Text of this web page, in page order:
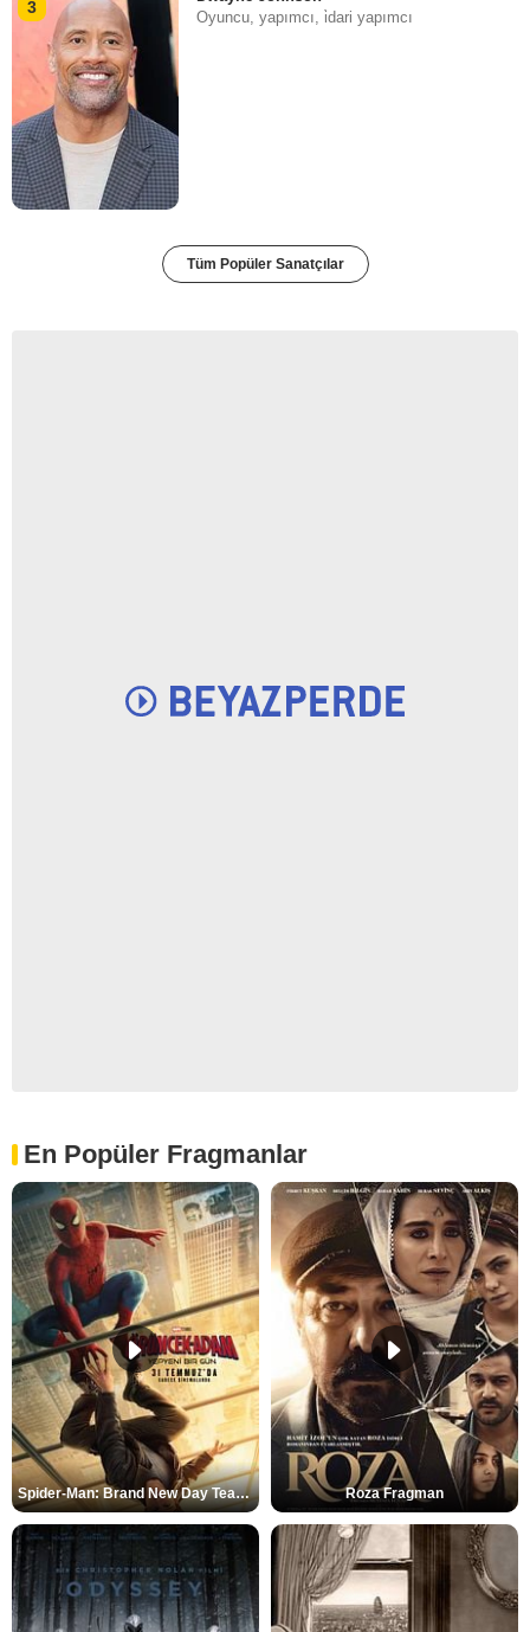
3
Oyuncu, yapımcı, i̇dari yapımcı
Tüm Popüler Sanatçılar
En Popüler Fragmanlar
Spider-Man: Brand New Day Teaser Roza Fragman